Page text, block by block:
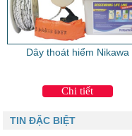
Dây thoát hiểm Nikawa
Chi tiết
TIN ĐẶC BIỆT